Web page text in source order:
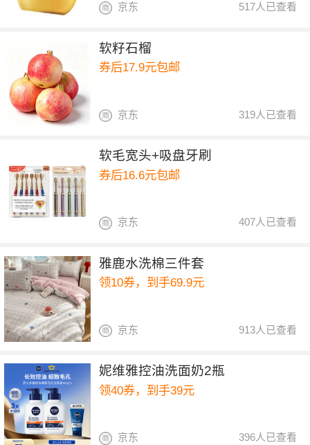
517人已查看
京东
软籽石榴
券后17.9元包邮
319人已查看
京东
软毛宽头+吸盘牙刷
券后16.6元包邮
407人已查看
京东
雅鹿水洗棉三件套
领10券，到手69.9元
913人已查看
京东
妮维雅控油洗面奶2瓶
领40券，到手39元
396人已查看
京东